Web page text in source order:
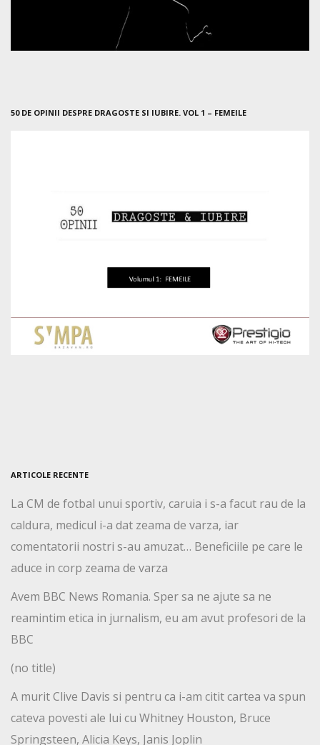
50 DE OPINII DESPRE DRAGOSTE SI IUBIRE. VOL 1 – FEMEILE
ARTICOLE RECENTE
La CM de fotbal unui sportiv, caruia i s-a facut rau de la
caldura, medicul i-a dat zeama de varza, iar
comentatorii nostri s-au amuzat… Beneficiile pe care le
aduce in corp zeama de varza
Avem BBC News Romania. Sper sa ne ajute sa ne
reamintim etica in jurnalism, eu am avut profesori de la
BBC
(no title)
A murit Clive Davis si pentru ca i-am citit cartea va spun
cateva povesti ale lui cu Whitney Houston, Bruce
Springsteen, Alicia Keys, Janis Joplin